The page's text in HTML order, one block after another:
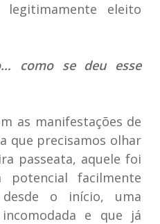
eleito
como se deu esse
as manifestações de
que precisamos olhar
passeata, aquele foi
potencial facilmente
desde o início, uma
e que já